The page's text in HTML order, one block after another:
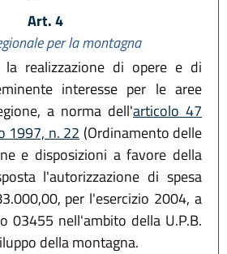
Art. 4
per la montagna
la realizzazione di opere e di
interesse per le aree
a norma dell'articolo 47
1997, n. 22 (Ordinamento delle
e disposizioni a favore della
l'autorizzazione di spesa
per l'esercizio 2004, a
03455 nell'ambito della U.P.B.
della montagna.